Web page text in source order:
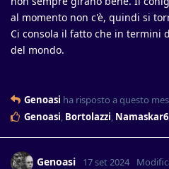
al momento non c'è, quindi si
Ci consola il fatto che in termini
del mondo.
Genoasi ha risposto a questo
Genoasi, Bortolazzi,
Genoasi 17 set 2024